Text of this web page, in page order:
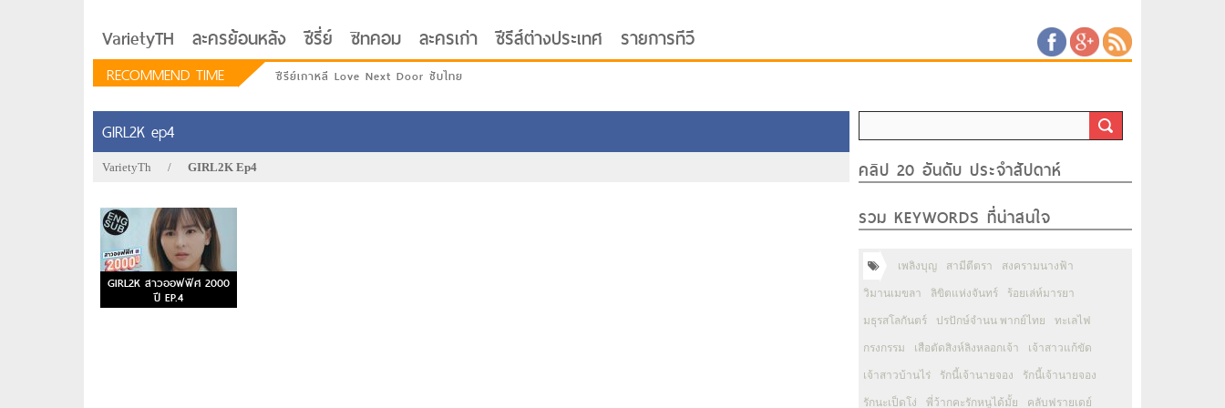
VarietyTH ละครย้อนหลัง ซีรี่ย์ ซิทคอม ละครเก่า ซีรีส์ต่างประเทศ รายการทีวี
RECOMMEND TIME ซีรีย์เกาหลี Love Next Door ซับไทย
GIRL2K ep4
VarietyTh / GIRL2K Ep4
GIRL2K สาวออฟฟิศ 2000
ปี EP.4
คลิป 20 อันดับ ประจำสัปดาห์
รวม KEYWORDS ที่น่าสนใจ
เพลิงบุญ สามีตีตรา สงครามนางฟ้า
วิมานเมขลา ลิขิตแห่งจันทร์ ร้อยเล่ห์มารยา
มธุรสโลกันตร์ ปรปักษ์จำนน พากย์ไทย ทะเลไฟ
กรงกรรม เสือตัดสิงห์ลิงหลอกเจ้า เจ้าสาวแก้ขัด
เจ้าสาวบ้านไร่ รักนี้เจ้านายจอง รักนี้เจ้านายจอง
รักนะเป็ดโง่ พี่ว้ากคะรักหนูได้มั้ย คลับฟรายเดย์